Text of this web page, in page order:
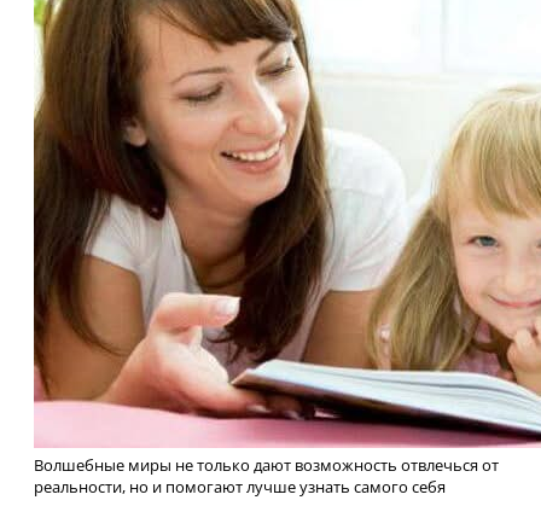
Волшебные миры не только дают возможность отвлечься от
реальности, но и помогают лучше узнать самого себя